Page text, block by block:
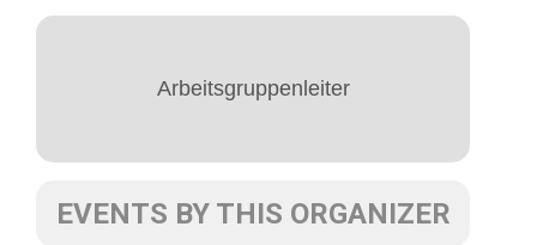
Arbeitsgruppenleiter
EVENTS BY THIS ORGANIZER